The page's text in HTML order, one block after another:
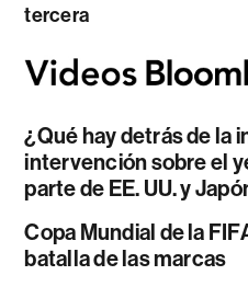
tercera
¿Qué hay detrás de la
intervención sobre el
parte de EE. UU. y
Copa Mundial de la
batalla de las marcas